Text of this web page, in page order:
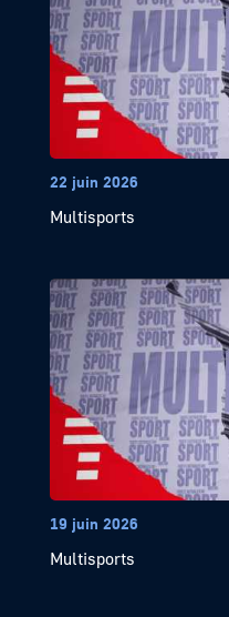
22 juin 2026
Multisports
19 juin 2026
Multisports